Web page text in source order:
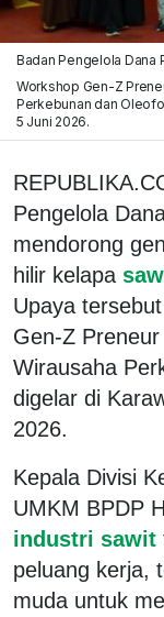
Badan Pengelola Dana
Workshop Gen-Z
Perkebunan dan
5 Juni 2026.
Pengelola
mendorong
hilir kelapa
Upaya
Gen-Z
Wirausaha
digelar di
2026.
Kepala Divisi
UMKM BPDP
industri sawit
peluang kerja,
muda untuk